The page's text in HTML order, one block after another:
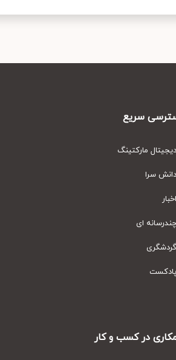
سریع
مارکتینگ
سرا
ای
در کسب و کار